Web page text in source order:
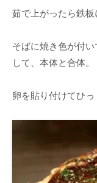
茹で上がったら鉄板
そばに焼き色が付
して、本体と合体。
卵を貼り付けてひっ